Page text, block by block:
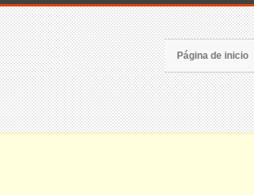
Página de inicio